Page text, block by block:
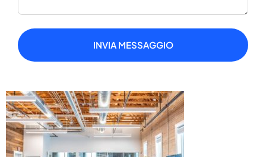
INVIA MESSAGGIO